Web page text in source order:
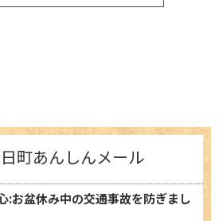
町あんしんメール
:お盆休み中の交通事故を防ぎまし